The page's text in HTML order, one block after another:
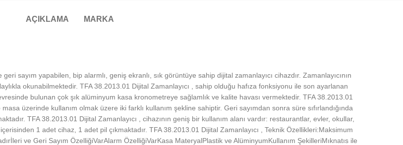
AÇIKLAMA MARKA
sayım yapabilen, bip alarmlı, geniş ekranlı, sık görüntüye sahip dijital zamanlayıcı cihazdır. Zamanlayıcının
okunabilmektedir. TFA 38.2013.01 Dijital Zamanlayıcı , sahip olduğu hafıza fonksiyonu ile son ayarlanan
bulunan çok şık alüminyum kasa kronometreye sağlamlık ve kalite havası vermektedir. TFA 38.2013.01
üzerinde kullanım olmak üzere iki farklı kullanım şekline sahiptir. Geri sayımdan sonra süre sıfırlandığında
TFA 38.2013.01 Dijital Zamanlayıcı , cihazının geniş bir kullanım alanı vardır: restaurantlar, evler, okullar,
1 adet cihaz, 1 adet pil çıkmaktadır. TFA 38.2013.01 Dijital Zamanlayıcı , Teknik Özellikleri:Maksimum
ve Geri Sayım ÖzelliğiVarAlarm ÖzelliğiVarKasa MateryalPlastik ve AlüminyumKullanım ŞekilleriMıknatıs ile